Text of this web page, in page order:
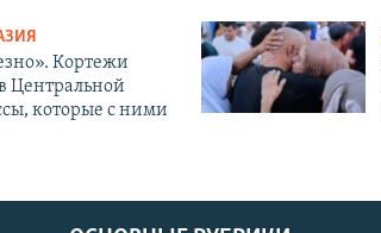
Кортежи
Центральной
которые с ними